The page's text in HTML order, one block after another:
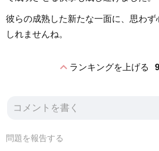
彼らの成熟した新たな一面に、思わ
しれませんね。
expand_lessランキングを上げる 9
問題を報告する